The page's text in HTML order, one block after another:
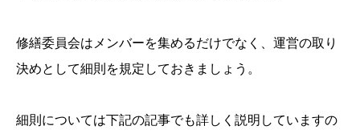
修繕委員会はメンバーを集めるだけでなく、運営の取り
決めとして細則を規定しておきましょう。
細則については下記の記事でも詳しく説明していますの